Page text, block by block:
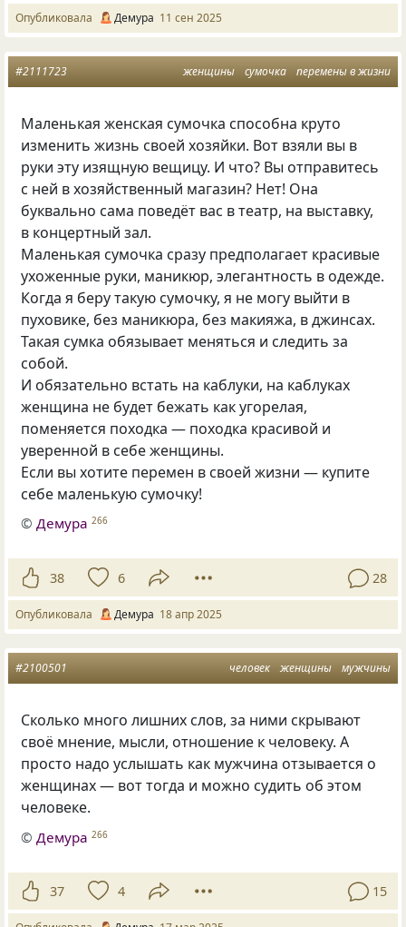
Опубликовала Демура 11 сен 2025
женщины сумочка перемены в жизни
#2111723
Маленькая женская сумочка способна круто
изменить жизнь своей хозяйки. Вот взяли вы в
руки эту изящную вещицу. И что? Вы отправитесь
с ней в хозяйственный магазин? Нет! Она
буквально сама поведёт вас в театр, на выставку,
в концертный зал.
Маленькая сумочка сразу предполагает красивые
ухоженные руки, маникюр, элегантность в одежде.
Когда я беру такую сумочку, я не могу выйти в
пуховике, без маникюра, без макияжа, в джинсах.
Такая сумка обязывает меняться и следить за
собой.
И обязательно встать на каблуки, на каблуках
женщина не будет бежать как угорелая,
поменяется походка — походка красивой и
уверенной в себе женщины.
Если вы хотите перемен в своей жизни — купите
себе маленькую сумочку!
©Демура 266
38 6 28
Опубликовала Демура 18 апр 2025
человек женщины мужчины
#2100501
Сколько много лишних слов, за ними скрывают
своё мнение, мысли, отношение к человеку. А
просто надо услышать как мужчина отзывается о
женщинах — вот тогда и можно судить об этом
человеке.
© Демура 266
37 4 15